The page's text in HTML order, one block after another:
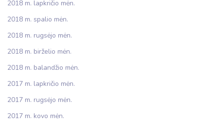
2018 m. lapkričio mėn.
2018 m. spalio mėn.
2018 m. rugsėjo mėn.
2018 m. birželio mėn.
2018 m. balandžio mėn.
2017 m. lapkričio mėn.
2017 m. rugsėjo mėn.
2017 m. kovo mėn.